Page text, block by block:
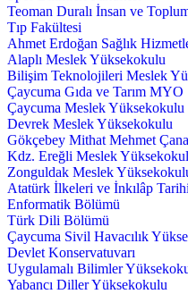
Teoman Duralı İnsan ve
Tıp Fakültesi
Ahmet Erdoğan Sağlık
Alaplı Meslek Yüksekokulu
Bilişim Teknolojileri Meslek
Çaycuma Gıda ve Tarım MYO
Çaycuma Meslek Yüksekokulu
Devrek Meslek Yüksekokulu
Gökçebey Mithat Mehmet
Kdz. Ereğli Meslek
Zonguldak Meslek
Atatürk İlkeleri ve İnkılâp
Enformatik Bölümü
Türk Dili Bölümü
Çaycuma Sivil Havacılık
Devlet Konservatuvarı
Uygulamalı Bilimler
Yabancı Diller Yüksekokulu